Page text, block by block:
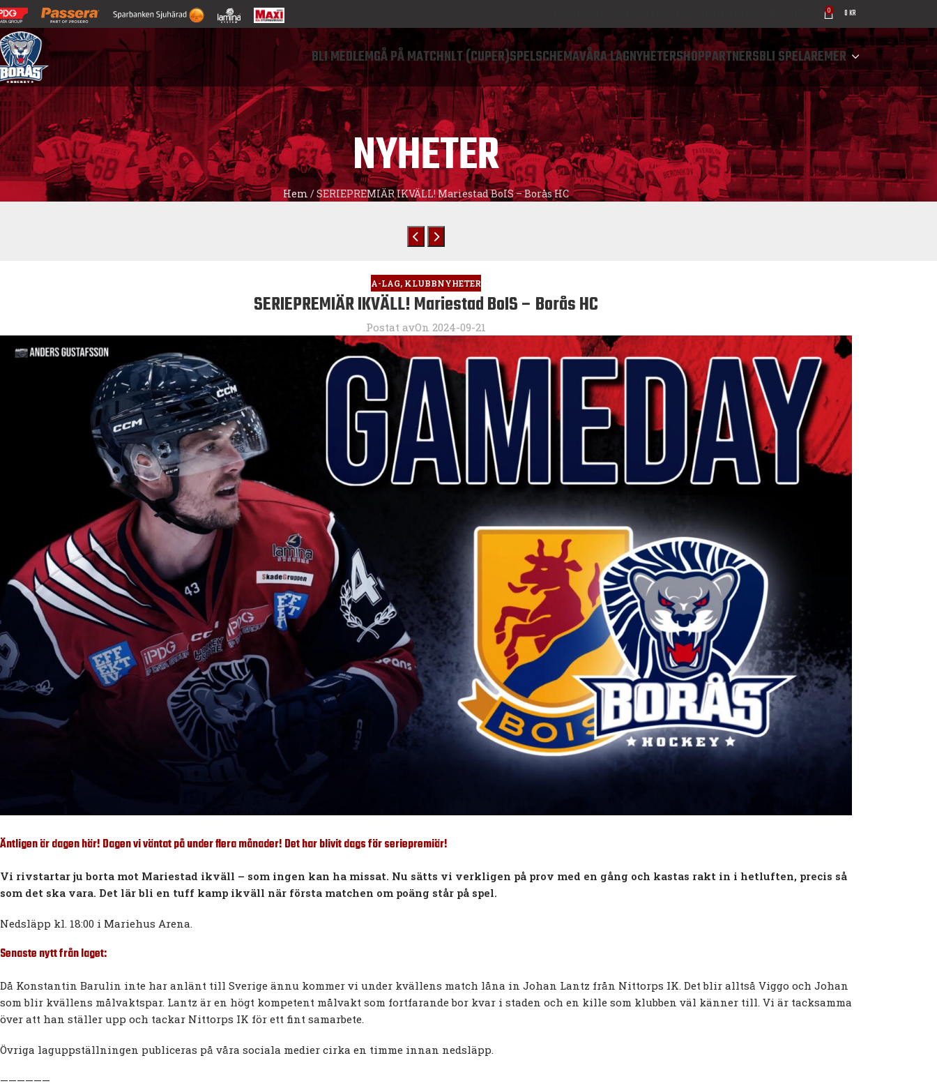
0 0KR
BLI MEDLEMGÅ PÅ MATCHNLT (CUPER)SPELSCHEMAVÅRA LAGNYHETERSHOPPARTNERSBLI SPELAREMER
NYHETER
Hem /SERIEPREMIÄR IKVÄLL! Mariestad BoIS – Borås HC
A-LAG, KLUBBNYHETER
SERIEPREMIÄR IKVÄLL! Mariestad BoIS – Borås HC
Postat avOn 2024-09-21
Äntligen är dagen här! Dagen vi väntat på under flera månader! Det har blivit dags för seriepremiär!
Vi rivstartar ju borta mot Mariestad ikväll – som ingen kan ha missat. Nu sätts vi verkligen på prov med en gång och kastas rakt in i hetluften, precis så
som det ska vara. Det lär bli en tuff kamp ikväll när första matchen om poäng står på spel.
Nedsläpp kl. 18:00 i Mariehus Arena.
Senaste nytt från laget:
Då Konstantin Barulin inte har anlänt till Sverige ännu kommer vi under kvällens match låna in Johan Lantz från Nittorps IK. Det blir alltså Viggo och Johan
som blir kvällens målvaktspar. Lantz är en högt kompetent målvakt som fortfarande bor kvar i staden och en kille som klubben väl känner till. Vi är tacksamma
över att han ställer upp och tackar Nittorps IK för ett fint samarbete.
Övriga laguppställningen publiceras på våra sociala medier cirka en timme innan nedsläpp.
——————